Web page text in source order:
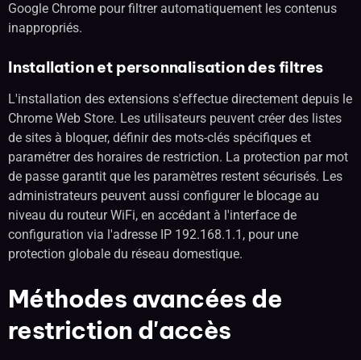
Google Chrome pour filtrer automatiquement les contenus
inappropriés.
Installation et personnalisation des filtres
L'installation des extensions s'effectue directement depuis le
Chrome Web Store. Les utilisateurs peuvent créer des listes
de sites à bloquer, définir des mots-clés spécifiques et
paramétrer des horaires de restriction. La protection par mot
de passe garantit que les paramètres restent sécurisés. Les
administrateurs peuvent aussi configurer le blocage au
niveau du routeur WiFi, en accédant à l'interface de
configuration via l'adresse IP 192.168.1.1, pour une
protection globale du réseau domestique.
Méthodes avancées de
restriction d'accès